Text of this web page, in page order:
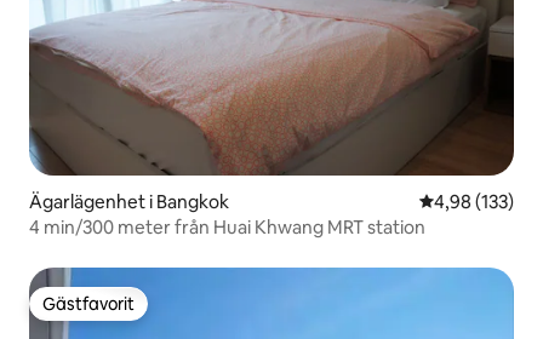
Ägarlägenhet i Bangkok 4,98 av 5 i
4,98 (133)
4 min/300 meter från Huai Khwang MRT station
Gästfavorit
Gästfavorit